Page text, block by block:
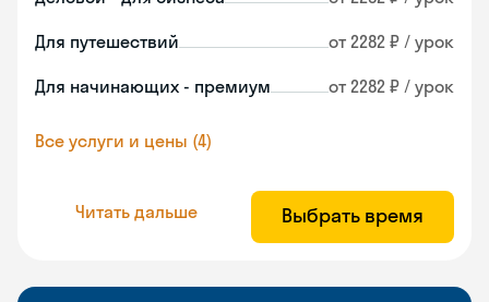
Для путешествий от 2282 ₽ / урок
Для начинающих - премиум от 2282 ₽ / урок
Все услуги и цены (4)
Читать дальше Выбрать время